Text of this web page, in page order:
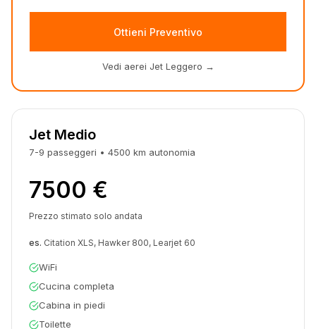
Ottieni Preventivo
Vedi aerei Jet Leggero →
Jet Medio
7-9 passeggeri • 4500 km autonomia
7500 €
Prezzo stimato solo andata
es. Citation XLS, Hawker 800, Learjet 60
WiFi
Cucina completa
Cabina in piedi
Toilette